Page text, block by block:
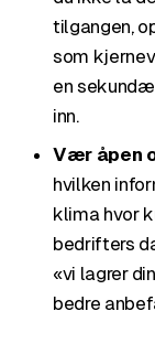
tilgangen,
som
en
inn.
Vær åpen
hvilken
klima hvor
bedrifters
«vi lagrer
bedre